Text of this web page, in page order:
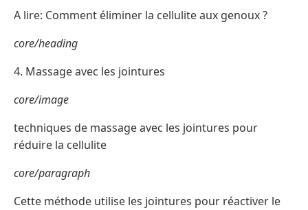
A lire: Comment éliminer la cellulite aux genoux ?
core/heading
4. Massage avec les jointures
core/image
techniques de massage avec les jointures pour
réduire la cellulite
core/paragraph
Cette méthode utilise les jointures pour réactiver le